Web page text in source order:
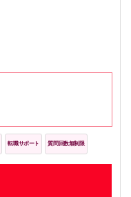
転職サポート 質問回数無制限